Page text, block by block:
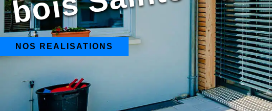
NOS REALISATIONS